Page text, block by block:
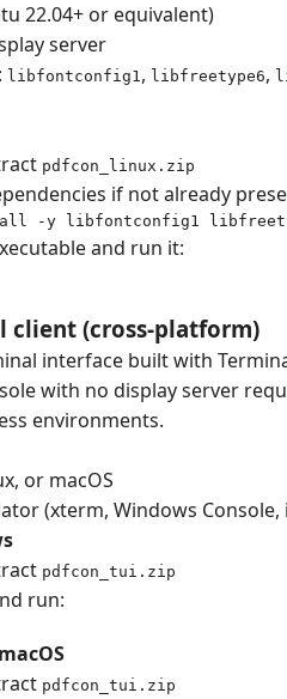
22.04+ or equivalent)
server
libfontconfig1, libfreetype6,
pdfcon_linux.zip
if not already
-y libfontconfig1
and run it:
client (cross-platform)
interface built with
with no display server
environments.
or macOS
(xterm, Windows Console,
pdfcon_tui.zip
run:
pdfcon_tui.zip